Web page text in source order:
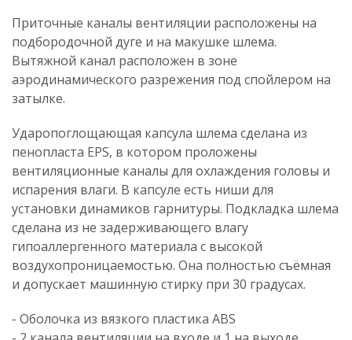
Приточные каналы вентиляции расположены на
подбородочной дуге и на макушке шлема.
Вытяжной канал расположен в зоне
аэродинамического разрежения под спойлером на
затылке.
Ударопоглощающая капсула шлема сделана из
пенопласта EPS, в котором проложены
вентиляционные каналы для охлаждения головы и
испарения влаги. В капсуле есть ниши для
установки динамиков гарнитуры. Подкладка шлема
сделана из не задерживающего влагу
гипоаллергенного материала с высокой
воздухопроницаемостью. Она полностью съёмная
и допускает машинную стирку при 30 градусах.
- Оболочка из вязкого пластика ABS